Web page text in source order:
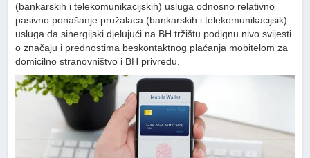
(bankarskih i telekomunikacijskih) usluga odnosno relativno
pasivno ponašanje pružalaca (bankarskih i telekomunikacijsik)
usluga da sinergijski djelujući na BH tržištu podignu nivo svijesti
o značaju i prednostima beskontaktnog plaćanja mobitelom za
domicilno stranovništvo i BH privredu.